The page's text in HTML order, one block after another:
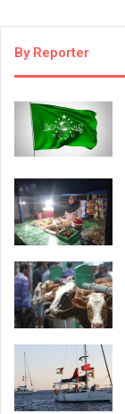
By Reporter